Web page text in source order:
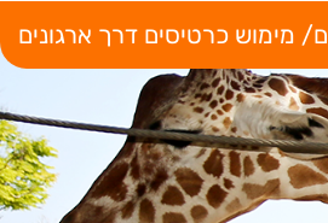
מימוש כרטיסים דרך ארגונים